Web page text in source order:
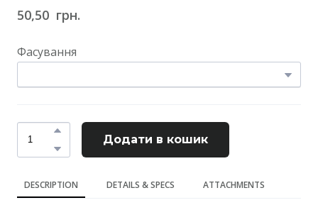
50,50  грн.
Фасування
Додати в кошик
DESCRIPTION DETAILS & SPECS ATTACHMENTS